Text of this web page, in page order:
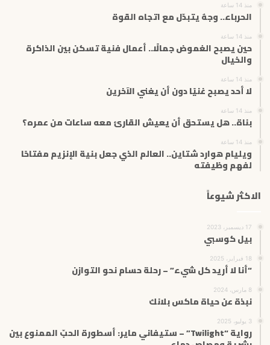
ت
منذ 14 ساعة
الحرباء.. وجهٌ يتبدّل مع اتجاه القوة
منذ 14 ساعة
حين يصبح الغموض جمالًا.. أعمال فنية تسكن بين الذاكرة
والخيال
منذ 14 ساعة
لا أحد يصبح غنيًا دون أن يغني الآخرين
منذ 14 ساعة
بناة.. هل يستحق أن يعيش القارئ معه ساعات من عمره؟
منذ 14 ساعة
ويليام هوارد شتاين.. العالم الذي جعل بنية الإنزيم مفتاحًا
لفهم وظيفته
الاكثر شيوعاً
17 ديسمبر، 2023
بيل كوسبي
18 فبراير، 2025
“أنا لا أريد كل شيء” – رحلة حسام نحو التوازن
8 مارس، 2024
نبذة عن حياة ماكس بلانك
3 يوليو، 2025
رواية “Twilight” – ستيفاني ماير: أسطورة الحبّ الممنوع بين